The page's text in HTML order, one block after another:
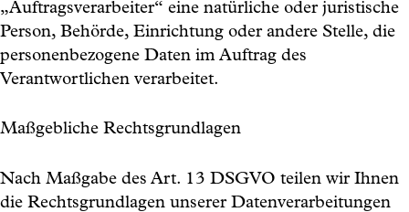
„Auftragsverarbeiter“ eine natürliche oder juristische
Person, Behörde, Einrichtung oder andere Stelle, die
personenbezogene Daten im Auftrag des
Verantwortlichen verarbeitet.
Maßgebliche Rechtsgrundlagen
Nach Maßgabe des Art. 13 DSGVO teilen wir Ihnen
die Rechtsgrundlagen unserer Datenverarbeitungen